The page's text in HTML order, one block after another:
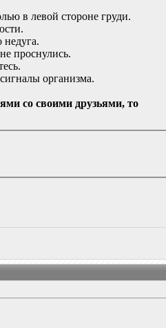
в левой стороне груди.
недуга.
проснулись.
организма.
со своими друзьями, то